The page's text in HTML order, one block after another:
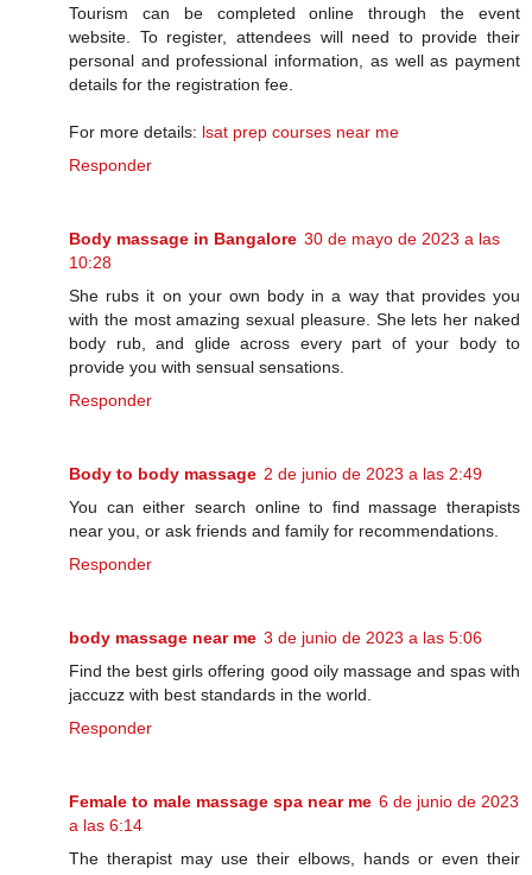
Tourism can be completed online through the event
website. To register, attendees will need to provide their
personal and professional information, as well as payment
details for the registration fee.
For more details: lsat prep courses near me
Responder
Body massage in Bangalore 30 de mayo de 2023 a las
10:28
She rubs it on your own body in a way that provides you
with the most amazing sexual pleasure. She lets her naked
body rub, and glide across every part of your body to
provide you with sensual sensations.
Responder
Body to body massage 2 de junio de 2023 a las 2:49
You can either search online to find massage therapists
near you, or ask friends and family for recommendations.
Responder
body massage near me 3 de junio de 2023 a las 5:06
Find the best girls offering good oily massage and spas with
jaccuzz with best standards in the world.
Responder
Female to male massage spa near me 6 de junio de 2023
a las 6:14
The therapist may use their elbows, hands or even their